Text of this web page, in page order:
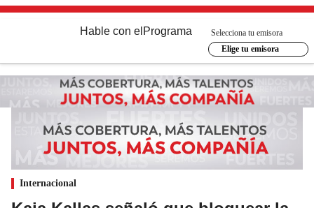
Hable con el Programa
Selecciona tu emisora
Elige tu emisora
Internacional